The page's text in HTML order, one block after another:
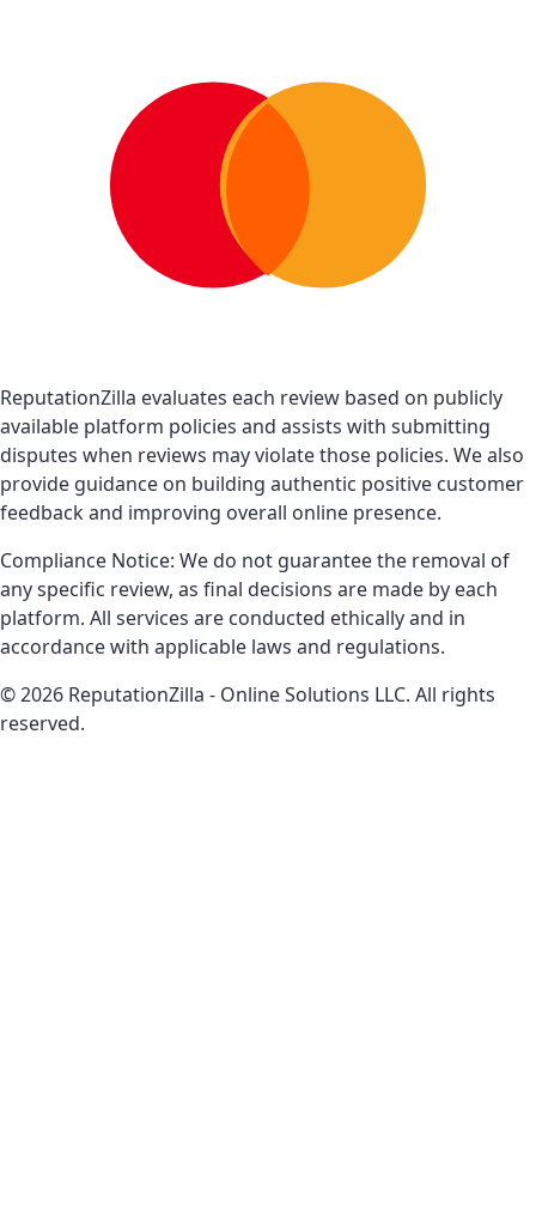
ReputationZilla evaluates each review based on publicly
available platform policies and assists with submitting
disputes when reviews may violate those policies. We also
provide guidance on building authentic positive customer
feedback and improving overall online presence.
Compliance Notice: We do not guarantee the removal of
any specific review, as final decisions are made by each
platform. All services are conducted ethically and in
accordance with applicable laws and regulations.
© 2026 ReputationZilla - Online Solutions LLC. All rights
reserved.